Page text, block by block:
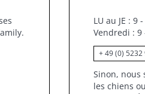
LU au JE : 9
Vendredi : 9
+ 49 (0) 5232
Sinon, nous
les chiens